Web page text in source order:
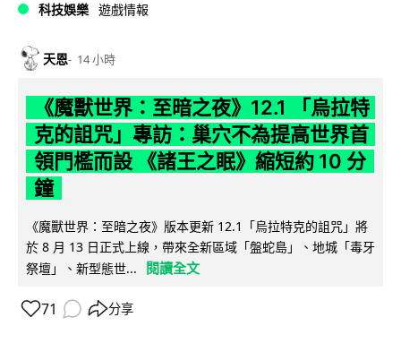
科技娛樂 遊戲情報
天恩 14 小時
《魔獸世界：至暗之夜》12.1 「烏拉特
克的詛咒」專訪：巢穴不為提高世界首
領門檻而設 《諸王之眠》縮短約 10 分
鐘
《魔獸世界：至暗之夜》版本更新 12.1「烏拉特克的詛咒」將
於 8 月 13 日正式上線，帶來全新區域「盤蛇島」、地城「毒牙
祭壇」、新型態世...
閱讀全文
71 分享